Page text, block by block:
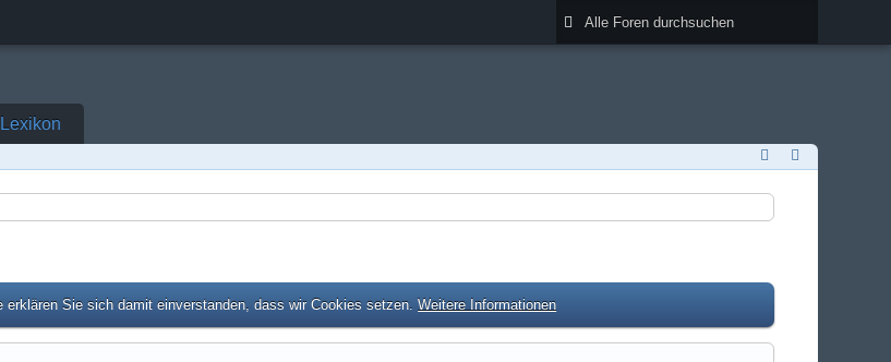
Lexikon
erklären Sie sich damit einverstanden, dass wir Cookies setzen.Weitere Informationen